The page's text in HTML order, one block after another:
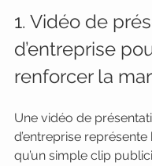
1. Vidéo de
d’entreprise
renforcer la
Une vidéo de
d’entreprise représente
qu’un simple clip